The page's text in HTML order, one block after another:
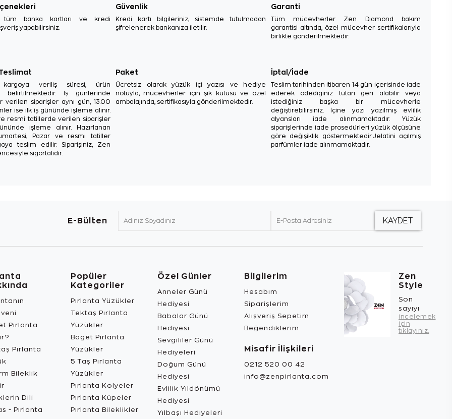
tüm banka kartları ve kredi
yapabilirsiniz.
Güvenlik
Kredi kartı bilgileriniz, sistemde tutulmadan
şifrelenerek bankanıza iletilir.
Garanti
Tüm mücevherler Zen Diamond bakım
garantisi altında, özel mücevher sertifikalarıyla
birlikte gönderilmektedir.
kargoya veriliş süresi, ürün
belirtilmektedir. İş günlerinde
verilen siparişler aynı gün, 13.00
ise ilk iş gününde işleme alınır.
resmi tatillerde verilen siparişler
işleme alınır. Hazırlanan
Pazar ve resmi tatiller
teslim edilir. Siparişiniz, Zen
sigortalıdır.
Paket
Ücretsiz olarak yüzük içi yazısı ve hediye
notuyla, mücevherler için şık kutusu ve özel
ambalajında, sertifikasıyla gönderilmektedir.
İptal/İade
Teslim tarihinden itibaren 14 gün içerisinde iade
ederek ödediğiniz tutarı geri alabilir veya
istediğiniz başka bir mücevherle
değiştirebilirsiniz. İçine yazı yazılmış evlilik
alyansları iade alınmamaktadır. Yüzük
siparişlerinde iade prosedürleri yüzük ölçüsüne
göre değişiklik göstermektedir.Jelatini açılmış
parfümler iade alınmamaktadır.
E-Bülten
Pırlanta
Pırlanta
Bileklik
Dili
- Pırlanta
Popüler
Kategoriler
Pırlanta Yüzükler
Tektaş Pırlanta
Yüzükler
Baget Pırlanta
Yüzükler
5 Taş Pırlanta
Yüzükler
Pırlanta Kolyeler
Pırlanta Küpeler
Pırlanta Bileklikler
Özel Günler
Anneler Günü
Hediyesi
Babalar Günü
Hediyesi
Sevgililer Günü
Hediyeleri
Doğum Günü
Hediyesi
Evlilik Yıldönümü
Hediyesi
Yılbaşı Hediyeleri
Bilgilerim
Hesabım
Siparişlerim
Alışveriş Sepetim
Beğendiklerim
Misafir İlişkileri
0212 520 00 42
info@zenpirlanta.com
Zen
Style
Son
sayıyı
incelemek
için
tıklayınız.